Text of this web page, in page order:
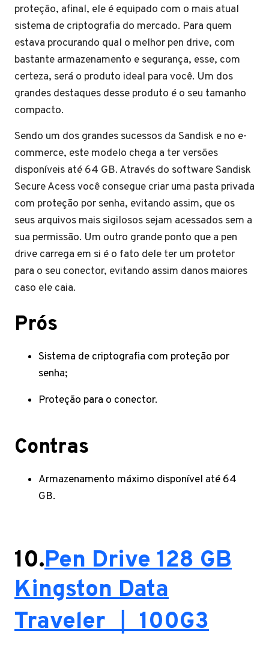
proteção, afinal, ele é equipado com o mais atual
sistema de criptografia do mercado. Para quem
estava procurando qual o melhor pen drive, com
bastante armazenamento e segurança, esse, com
certeza, será o produto ideal para você. Um dos
grandes destaques desse produto é o seu tamanho
compacto.
Sendo um dos grandes sucessos da Sandisk e no e-
commerce, este modelo chega a ter versões
disponíveis até 64 GB. Através do software Sandisk
Secure Acess você consegue criar uma pasta privada
com proteção por senha, evitando assim, que os
seus arquivos mais sigilosos sejam acessados sem a
sua permissão. Um outro grande ponto que a pen
drive carrega em si é o fato dele ter um protetor
para o seu conector, evitando assim danos maiores
caso ele caia.
Prós
Sistema de criptografia com proteção por
senha;
Proteção para o conector.
Contras
Armazenamento máximo disponível até 64
GB.
10.Pen Drive 128 GB
Kingston Data
Traveler ｜ 100G3